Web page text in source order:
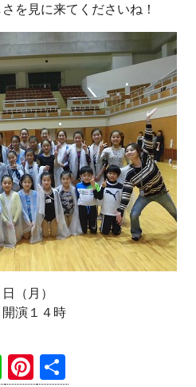
を見に来てくださいね！
（月）
演１４時
Li
Pi